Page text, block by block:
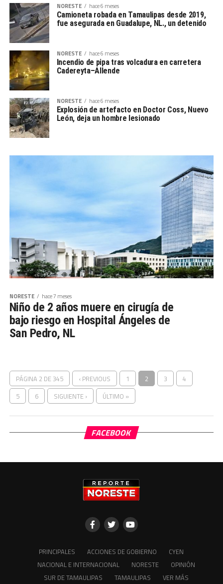
NORESTE hace 6 meses
Camioneta robada en Tamaulipas desde 2019,
fue asegurada en Guadalupe, NL., un detenido
NORESTE hace 6 meses
Incendio de pipa tras volcadura en carretera
Cadereyta–Allende
NORESTE hace 6 meses
Explosión de artefacto en Doctor Coss, Nuevo
León, deja un hombre lesionado
NORESTE hace 7 meses
Niño de 2 años muere en cirugía de
bajo riesgo en Hospital Ángeles de
San Pedro, NL
PÁGINA 2 DE 345 ‹ PREVIOUS 1 2 3
4
5
6 SIGUIENTE › ÚLTIMO »
FACEBOOK
PRINCIPALES ACCIONES DE GOBIERNO
CYEN
NACIONAL E INTERNACIONAL
NORESTE
OPINIÓN
SUR DE TAMAULIPAS
TAMAULIPAS VER MÁS